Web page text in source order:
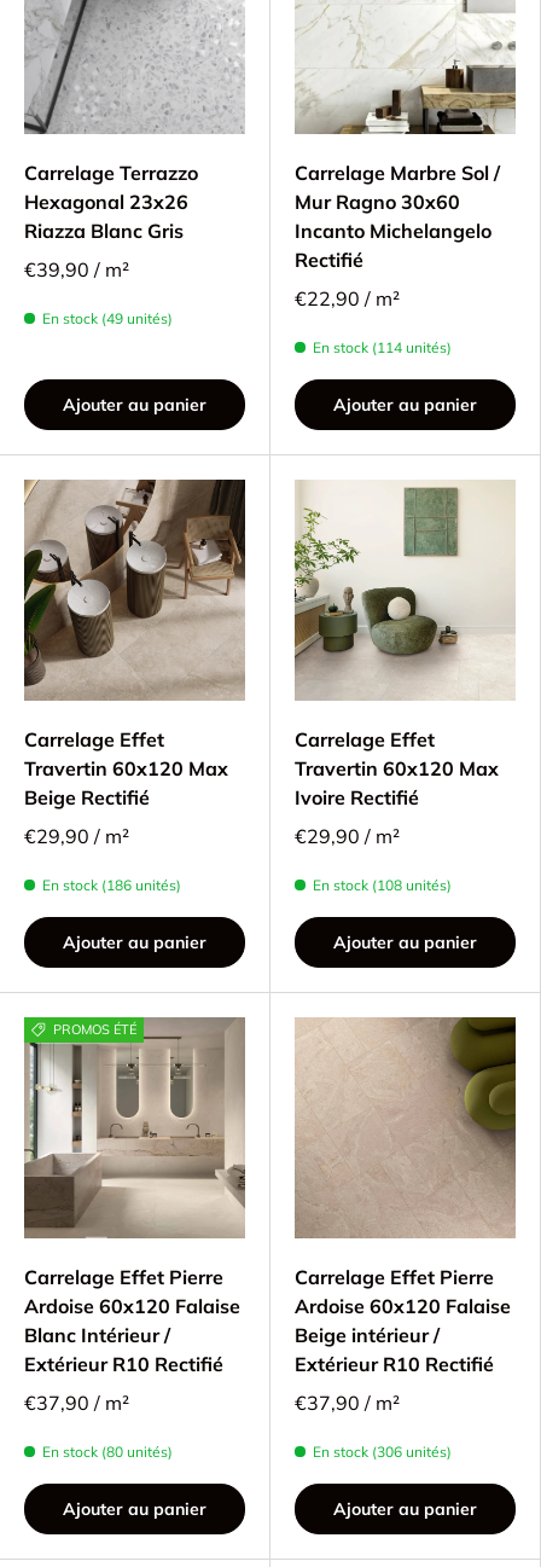
Carrelage Terrazzo
Hexagonal 23x26
Riazza Blanc Gris
€39,90 / m²
En stock (49 unités)
Ajouter au panier
Carrelage Marbre Sol /
Mur Ragno 30x60
Incanto Michelangelo
Rectifié
€22,90 / m²
En stock (114 unités)
Ajouter au panier
Carrelage Effet
Travertin 60x120 Max
Beige Rectifié
€29,90 / m²
En stock (186 unités)
Ajouter au panier
Carrelage Effet
Travertin 60x120 Max
Ivoire Rectifié
€29,90 / m²
En stock (108 unités)
Ajouter au panier
PROMOS ÉTÉ
Carrelage Effet Pierre
Ardoise 60x120 Falaise
Blanc Intérieur /
Extérieur R10 Rectifié
€37,90 / m²
En stock (80 unités)
Ajouter au panier
Carrelage Effet Pierre
Ardoise 60x120 Falaise
Beige intérieur /
Extérieur R10 Rectifié
€37,90 / m²
En stock (306 unités)
Ajouter au panier